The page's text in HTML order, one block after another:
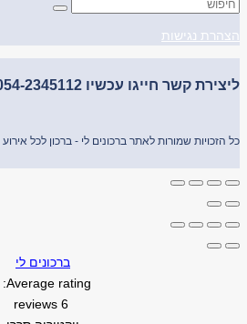
הצהרת נגישות
ליצירת קשר חייגו עכשיו 054-2345112 (09:00-16:00)
כל הזכויות שמורות לאתר ברכונים לי - ברכון לכל אירוע |
ברכונים לי
Average rating:
6 reviews